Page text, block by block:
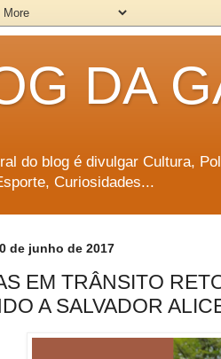
DA
do blog é divulgar Cultura,
Curiosidades...
de junho de 2017
EM TRÂNSITO
A SALVADOR